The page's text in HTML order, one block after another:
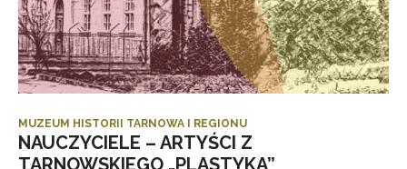
MUZEUM HISTORII TARNOWA I REGIONU
NAUCZYCIELE – ARTYŚCI Z
TARNOWSKIEGO „PLASTYKA”